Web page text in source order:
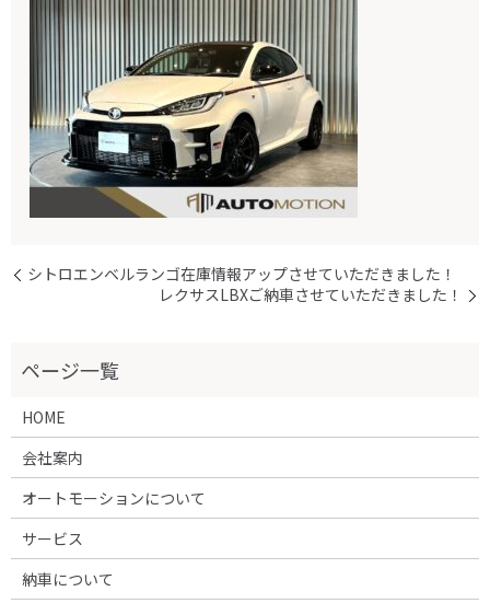
シトロエンベルランゴ在庫情報アップさせていただきました！
レクサスLBXご納車させていただきました！
HOME
会社案内
オートモーションについて
サービス
納車について